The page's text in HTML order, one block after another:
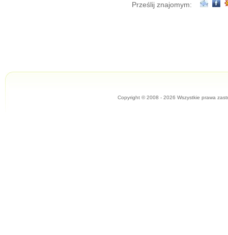
Prześlij znajomym:
Copyright © 2008 - 2026 Wszystkie prawa